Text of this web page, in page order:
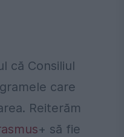
că Consiliul
care
Reiterăm
+ să fie